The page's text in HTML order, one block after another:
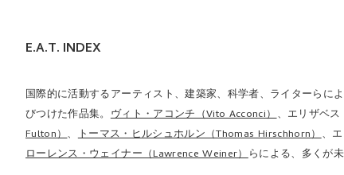
E.A.T. INDEX
国際的に活動するアーティスト、建築家、科学者、ライターら
びつけた作品集。ヴィト・アコンチ（Vito Acconci）、エリザベ
Fulton）、トーマス・ヒルシュホルン（Thomas Hirschhorn）、
ローレンス・ウェイナー（Lawrence Weiner）らによる、多くが